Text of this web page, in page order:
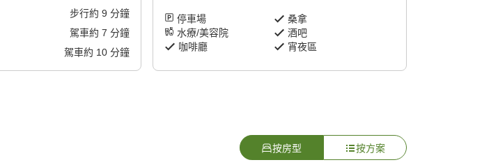
步行約 9 分鐘
駕車約 7 分鐘
駕車約 10分鐘
停車場
桑拿
水療/美容院
酒吧
咖啡廳
宵夜區
按房型 按方案